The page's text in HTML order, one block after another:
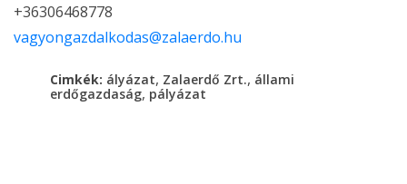
+36306468778
vagyongazdalkodas@zalaerdo.hu
Cimkék: ályázat, Zalaerdő Zrt., állami
erdőgazdaság, pályázat